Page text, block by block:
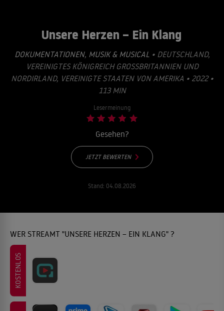
Unsere Herzen – Ein Klang
DOKUMENTATIONEN, MUSIK & MUSICAL• DEUTSCHLAND,
VEREINIGTES KÖNIGREICH GROSSBRITANNIEN UND N
ORDIRLAND, VEREINIGTE STAATEN VON AMERIKA • 2022 • 1
13 MIN
Lesermeinung
Gesehen?
JETZT BEWERTEN
Stand: 04.08.2026
WER STREAMT "UNSERE HERZEN – EIN KLANG" ?
KOSTENLOS